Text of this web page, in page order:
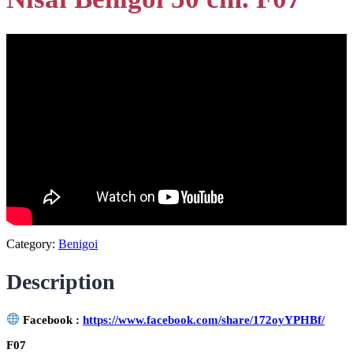
Category: Benigoi
Description
Facebook :https://www.facebook.com/share/172oyYPHBf/
F07